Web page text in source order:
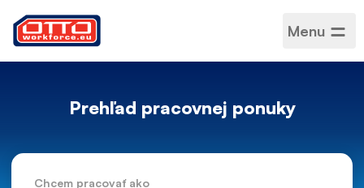
Menu
Prehľad pracovnej ponuky
Chcem pracovať ako